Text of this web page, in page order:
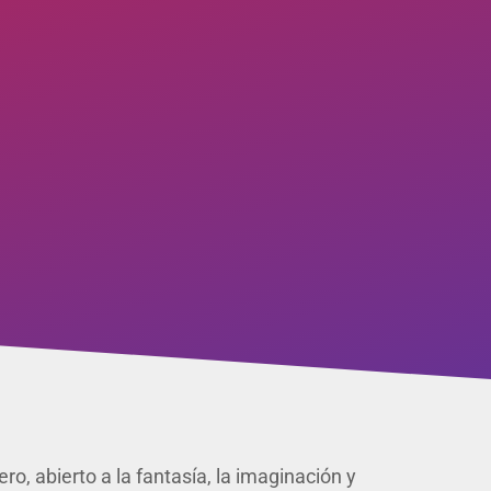
abierto a la fantasía, la imaginación y